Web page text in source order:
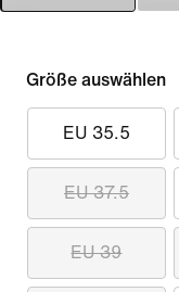
Größe auswählen
EU 35.5
EU 37.5
EU 39